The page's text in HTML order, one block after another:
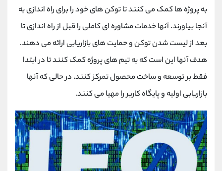
به پروژه ها کمک می کنند تا توکن های خود را برای راه اندازی به
آنجا بیاورند. آنها خدمات مشاوره ای کاملی را قبل از راه اندازی تا
بعد از لیست شدن توکن و حمایت های بازاریابی ارائه می دهند.
هدف آنها این است که به تیم های پروژه کمک کنند تا در ابتدا
فقط بر توسعه و ساخت محصول تمرکز کنند، در حالی که آنها
بازاریابی اولیه و پایگاه کاربر را مهیا می کنند.